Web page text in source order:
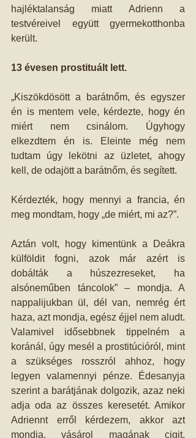
hajléktalanság miatt Adrienn a
testvéreivel együtt gyermekotthonba
került.
13 évesen prostituált lett.
„Kiszökdösött a barátnőm, és egyszer
én is mentem vele, kérdezte, hogy én
miért nem csinálom. Úgyhogy
elkezdtem én is. Eleinte még nem
tudtam úgy lekötni az üzletet, ahogy
kell, de odajött a barátnőm, és segített.
Kérdezték, hogy mennyi a francia, én
meg mondtam, hogy „de miért, mi az?”.
Aztán volt, hogy kimentünk a Deákra
külföldit fogni, azok már azért is
dobálták a húszezreseket, ha
alsóneműben táncolok” – mondja. A
nappalijukban ül, dél van, nemrég ért
haza, azt mondja, egész éjjel nem aludt.
Valamivel idősebbnek tippelném a
koránál, úgy mesél a prostitúcióról, mint
a szükséges rosszról ahhoz, hogy
legyen valamennyi pénze. Édesanyja
szerint a barátjának dolgozik, azaz neki
adja oda az összes keresetét. Amikor
Adriennt erről kérdezem, akkor azt
mondja, vásárol magának cigit,